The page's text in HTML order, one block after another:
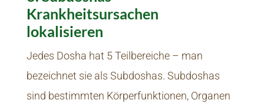
Krankheitsursachen
lokalisieren
Jedes Dosha hat 5 Teilbereiche – man
bezeichnet sie als Subdoshas. Subdoshas
sind bestimmten Körperfunktionen, Organen